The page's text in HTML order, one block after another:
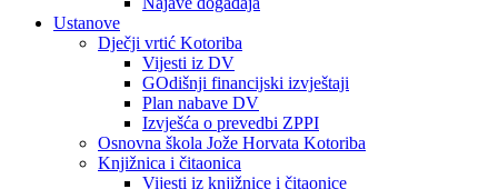
Ustanove
Dječji vrtić Kotoriba
Vijesti iz DV
GOdišnji financijski izvještaji
Plan nabave DV
Izvješća o prevedbi ZPPI
Osnovna škola Jože Horvata Kotoriba
Knjižnica i čitaonica
Vijesti iz knjižnice i čitaonice